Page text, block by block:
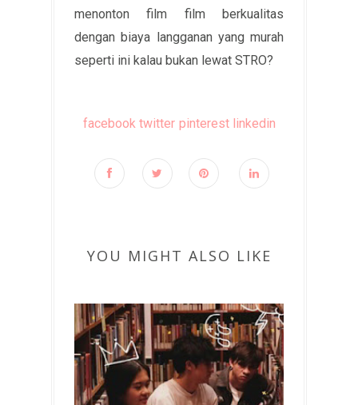
menonton film film berkualitas
dengan biaya langganan yang murah
seperti ini kalau bukan lewat STRO?
facebook twitter pinterest linkedin
YOU MIGHT ALSO LIKE